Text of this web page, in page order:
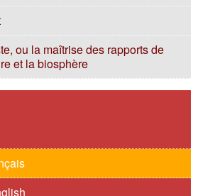
ou la maîtrise des rapports de
et la biosphère